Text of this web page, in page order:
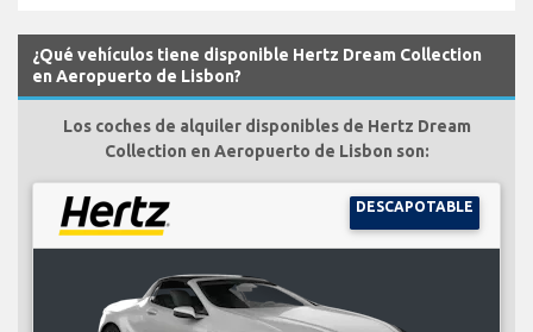
¿Qué vehículos tiene disponible Hertz Dream Collection
en Aeropuerto de Lisbon?
Los coches de alquiler disponibles de Hertz Dream
Collection en Aeropuerto de Lisbon son:
DESCAPOTABLE